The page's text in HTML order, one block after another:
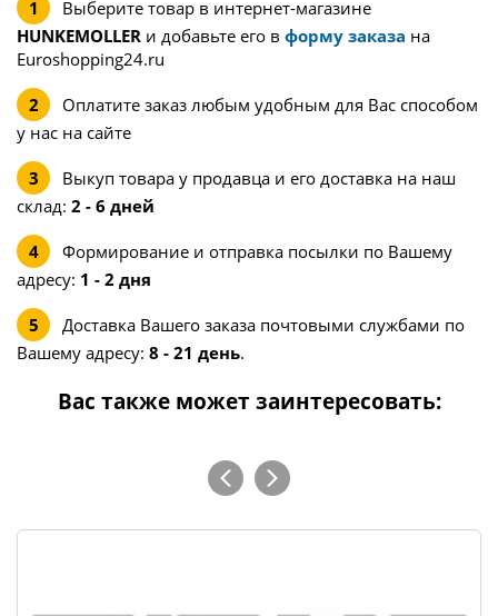
Выберите товар в интернет-магазине
HUNKEMOLLER и добавьте его в форму заказа на
Euroshopping24.ru
Оплатите заказ любым удобным для Вас способом
у нас на сайте
Выкуп товара у продавца и его доставка на наш
склад: 2 - 6 дней
Формирование и отправка посылки по Вашему
адресу: 1 - 2 дня
Доставка Вашего заказа почтовыми службами по
Вашему адресу: 8 - 21 день.
Вас также может заинтересовать: